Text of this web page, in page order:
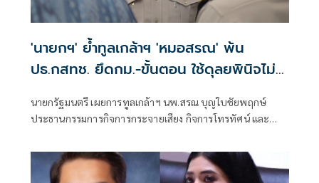
'นายกฯ' ย้ำทูลเกล้าฯ 'หมอสรณ' พ้น
ปธ.กสทช. ยึดกม.-ขั้นตอน ใช้ดุลยพินิจไม่
นายกรัฐมนตรี เผยการทูลเกล้าฯ นพ.สรณ บุญใบชัยพฤกษ์
ประธานกรรมการกิจการกระจายเสียง กิจการโทรทัศน์ และ